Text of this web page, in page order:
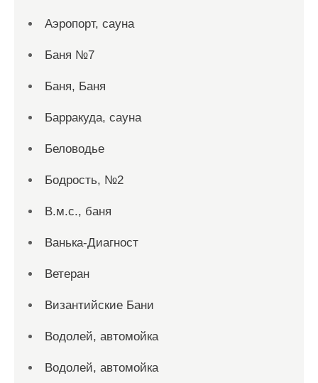
Аэропорт, сауна
Баня №7
Баня, Баня
Барракуда, сауна
Беловодье
Бодрость, №2
В.м.с., баня
Ванька-Диагност
Ветеран
Византийские Бани
Водолей, автомойка
Водолей, автомойка